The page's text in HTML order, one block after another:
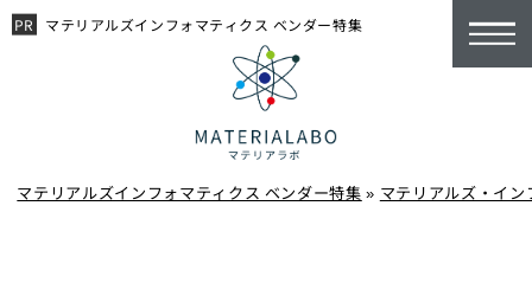
マテリアルズインフォマティクス ベンダー特集
マテリアルズインフォマティクス ベンダー特集 » マテリアルズ・イ